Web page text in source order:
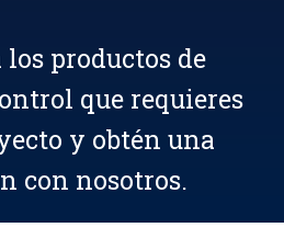
los productos de
que requieres
y obtén una
con nosotros.